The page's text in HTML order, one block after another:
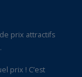
prix attractifs
prix ! C’est